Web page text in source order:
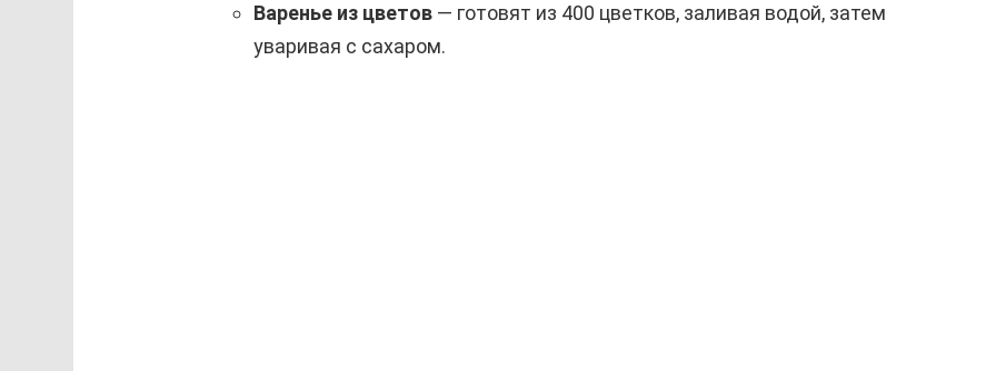
Варенье из цветов — готовят из 400 цветков, заливая водой, затем
уваривая с сахаром.